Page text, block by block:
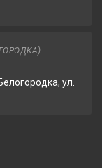
ул.